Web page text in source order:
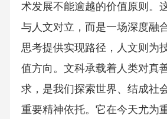
术发展不能逾越的价值原则。
与人文对立，而是一场深度融
思考提供实现路径，人文则为
值方向。文科承载着人类对真
求，是我们探索世界、结成社
重要精神依托。它在今天尤为